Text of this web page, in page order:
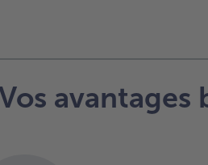
avantages